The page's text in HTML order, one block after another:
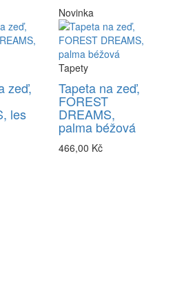
zeď,
les
Novinka
Tapety
Tapeta na zeď,
FOREST
DREAMS,
palma béžová
466,00 Kč